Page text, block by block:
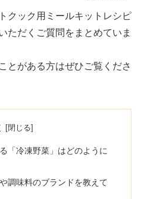
クック用ミールキットレシピ
ただくご質問をまとめていま
とがある方はぜひご覧くださ
「冷凍野菜」はどのように
調味料のブランドを教えて